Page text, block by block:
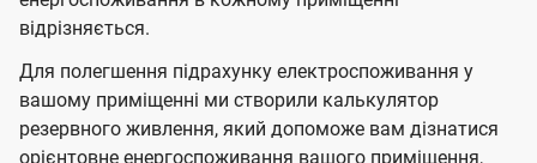
відрізняється.
Для полегшення підрахунку електроспоживання у
вашому приміщенні ми створили калькулятор
резервного живлення, який допоможе вам дізнатися
орієнтовне енергоспоживання вашого приміщення,